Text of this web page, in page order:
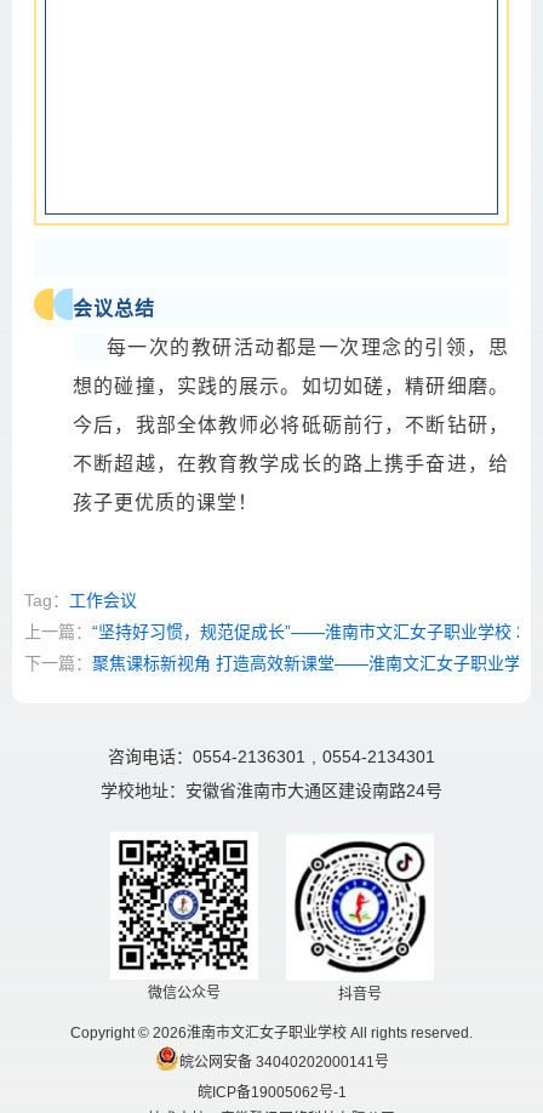
会议总结
每一次的教研活动都是一次理念的引领，思
想的碰撞，实践的展示。如切如磋，精研细磨。
今后，我部全体教师必将砥砺前行，不断钻研，
不断超越，在教育教学成长的路上携手奋进，给
孩子更优质的课堂！
Tag： 工作会议
上一篇： “坚持好习惯，规范促成长”——淮南市文汇女子职业学校
下一篇： 聚焦课标新视角 打造高效新课堂——淮南文汇女子职业学校
咨询电话：0554-2136301 , 0554-2134301
学校地址：安徽省淮南市大通区建设南路24号
微信公众号 抖音号
Copyright © 2026淮南市文汇女子职业学校 All rights reserved.
皖公网安备 34040202000141号
皖ICP备19005062号-1